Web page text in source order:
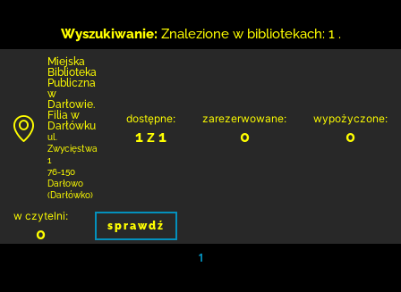
Wyszukiwanie: Znalezione w bibliotekach: 1 .
Miejska
Biblioteka
Publiczna
w
Darłowie.
Filia w
Darłówku
ul.
Zwycięstwa
1
76-150
Darłowo
(Darłówko)
dostępne:
1 z 1
zarezerwowane:
0
wypożyczone:
0
w czytelni:
0 sprawdź
1